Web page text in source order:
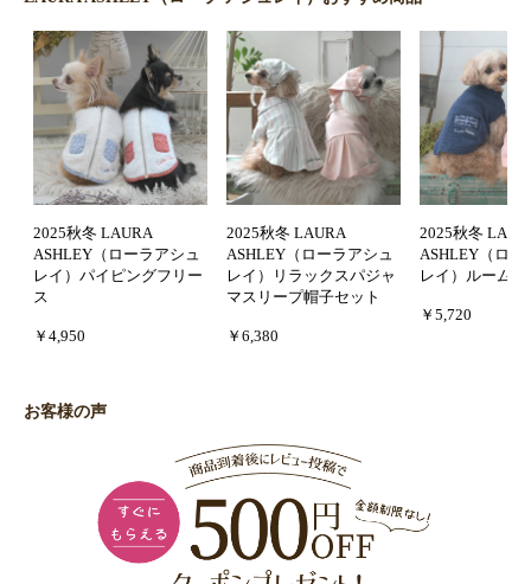
2025秋冬 LAURA
ASHLEY（ローラアシュ
レイ）パイピングフリー
ス
￥4,950
2025秋冬 LAURA
ASHLEY（ローラアシュ
レイ）リラックスパジャ
マスリープ帽子セット
￥6,380
2025秋冬
ASHLEY（ロー
レイ）ルーム
￥5,720
お客様の声